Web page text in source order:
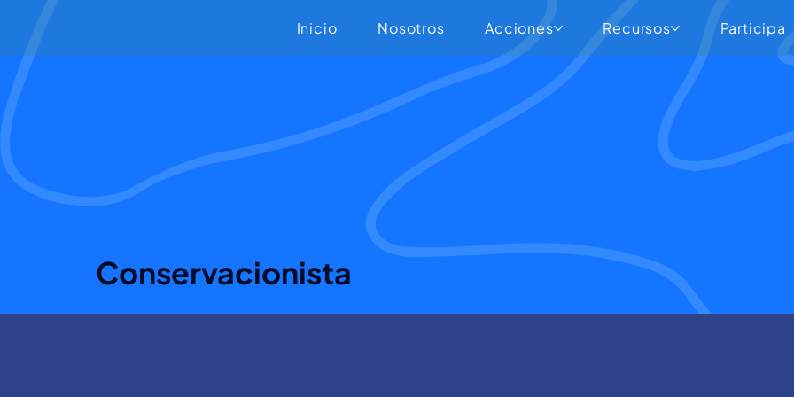
Inicio Nosotros Acciones Recursos Participa
Conservacionista